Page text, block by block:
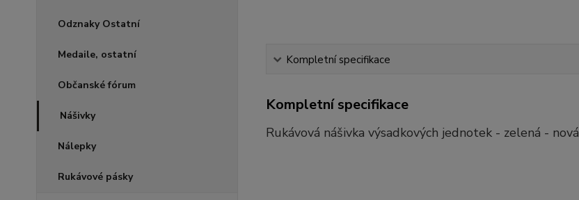
Odznaky Ostatní
Medaile, ostatní
Občanské fórum
Nášivky
Nálepky
Rukávové pásky
Kompletní specifikace
Kompletní specifikace
Rukávová nášivka výsadkových jednotek - zelená - nová